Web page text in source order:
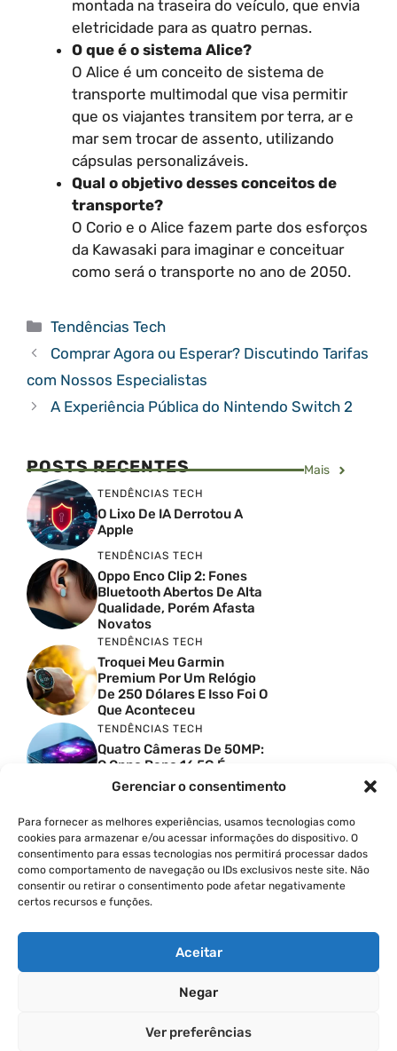
Gerenciar o consentimento
Para fornecer as melhores experiências, usamos tecnologias como
cookies para armazenar e/ou acessar informações do dispositivo. O
consentimento para essas tecnologias nos permitirá processar dados
como comportamento de navegação ou IDs exclusivos neste site. Não
consentir ou retirar o consentimento pode afetar negativamente
certos recursos e funções.
Aceitar
Negar
Ver preferências
montada na traseira do veículo, que envia
eletricidade para as quatro pernas.
O que é o sistema Alice?
O Alice é um conceito de sistema de
transporte multimodal que visa permitir
que os viajantes transitem por terra, ar e
mar sem trocar de assento, utilizando
cápsulas personalizáveis.
Qual o objetivo desses conceitos de
transporte?
O Corio e o Alice fazem parte dos esforços
da Kawasaki para imaginar e conceituar
como será o transporte no ano de 2050.
Categorias
Tendências Tech
Comprar Agora ou Esperar? Discutindo Tarifas
com Nossos Especialistas
A Experiência Pública do Nintendo Switch 2
POSTS RECENTES Mais
TENDÊNCIAS TECH
O Lixo De IA Derrotou A
Apple
TENDÊNCIAS TECH
Oppo Enco Clip 2: Fones
Bluetooth Abertos De Alta
Qualidade, Porém Afasta
Novatos
TENDÊNCIAS TECH
Troquei Meu Garmin
Premium Por Um Relógio
De 250 Dólares E Isso Foi O
Que Aconteceu
TENDÊNCIAS TECH
Quatro Câmeras De 50MP:
O Oppo Reno 16 5G É
Absurdo
Comparativo De
Especificações Entre O
Vivo X300 Ultra E O
Samsung Galaxy S26 Ultra
PRODUTIVIDADE DIGITAL
Instagram
POLÍTICA DE PRIVACIDADE